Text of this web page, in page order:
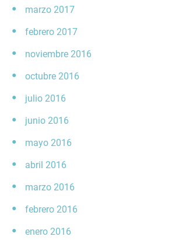
marzo 2017
febrero 2017
noviembre 2016
octubre 2016
julio 2016
junio 2016
mayo 2016
abril 2016
marzo 2016
febrero 2016
enero 2016